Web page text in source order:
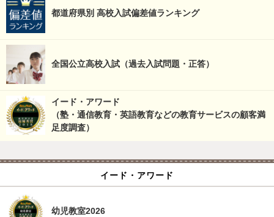
都道府県別 高校入試偏差値ランキング
全国公立高校入試（過去入試問題・正答）
イード・アワード
（塾・通信教育・英語教育などの教育サービスの顧客満
足度調査）
イード・アワード
幼児教室2026